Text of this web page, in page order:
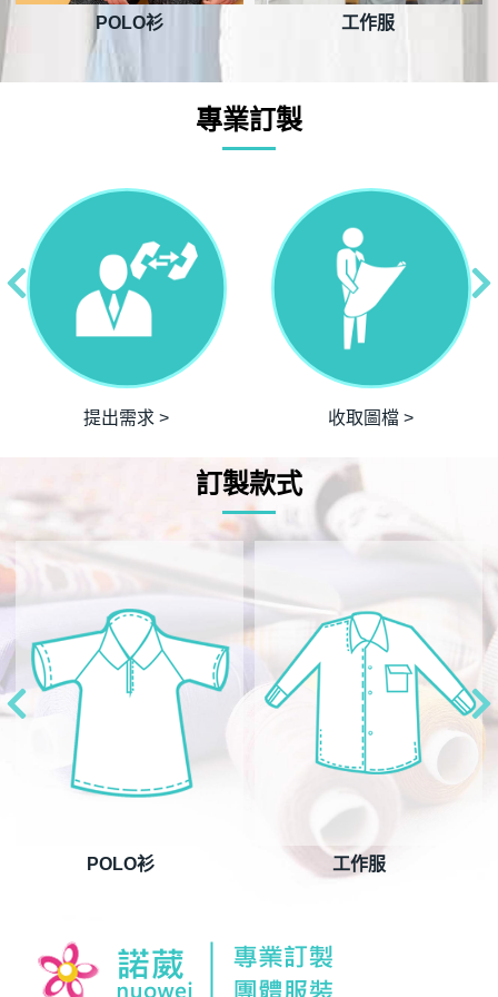
POLO衫 工作服
專業訂製
提出需求 > 收取圖檔 >
訂製款式
POLO衫 工作服